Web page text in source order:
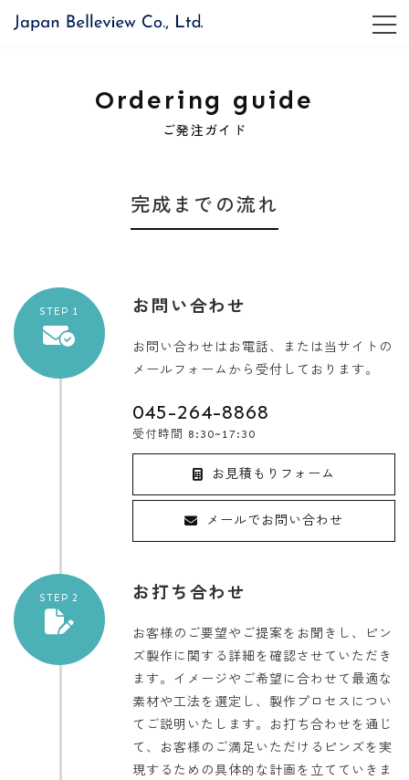
ご発注ガイド
Ordering guide
完成までの流れ
お問い合わせ
お問い合わせはお電話、または当サイトの
メールフォームから受付しております。
045-264-8868
受付時間 8:30~17:30
お見積もりフォーム
メールでお問い合わせ
STEP 1
お打ち合わせ
お客様のご要望やご提案をお聞きし、ピン
ズ製作に関する詳細を確認させていただき
ます。 イメージやご希望に合わせて最適な
素材や工法を選定し、製作プロセスについ
てご説明いたします。
お打ち合わせを通じ
て、お客様のご満足いただけるピンズを実
現するための具体的な計画を立てていきま
STEP 2